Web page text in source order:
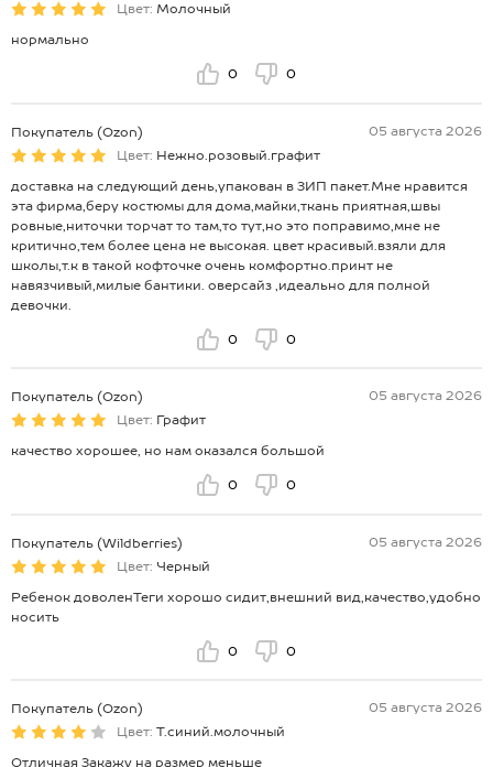
Цвет: Молочный
нормально
0 0
Покупатель (Ozon)
05 августа 2026
Цвет: Нежно.розовый.графит
доставка на следующий день,упакован в ЗИП пакет.Мне нравится
эта фирма,беру костюмы для дома,майки,ткань приятная,швы
ровные,ниточки торчат то там,то тут,но это поправимо,мне не
критично,тем более цена не высокая. цвет красивый.взяли для
школы,т.к в такой кофточке очень комфортно.принт не
навязчивый,милые бантики. оверсайз ,идеально для полной
девочки.
0 0
Покупатель (Ozon)
05 августа 2026
Цвет: Графит
качество хорошее, но нам оказался большой
0 0
Покупатель (Wildberries)
05 августа 2026
Цвет: Черный
Ребенок доволенТеги хорошо сидит,внешний вид,качество,удобно
носить
0 0
Покупатель (Ozon)
05 августа 2026
Цвет: Т.синий.молочный
Отличная Закажу на размер меньше